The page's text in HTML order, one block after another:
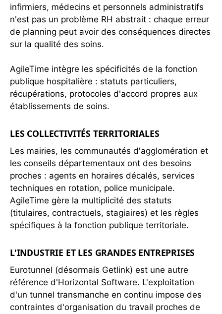
infirmiers, médecins et personnels administratifs
n'est pas un problème RH abstrait : chaque erreur
de planning peut avoir des conséquences directes
sur la qualité des soins.
AgileTime intègre les spécificités de la fonction
publique hospitalière : statuts particuliers,
récupérations, protocoles d'accord propres aux
établissements de soins.
LES COLLECTIVITÉS TERRITORIALES
Les mairies, les communautés d'agglomération et
les conseils départementaux ont des besoins
proches : agents en horaires décalés, services
techniques en rotation, police municipale.
AgileTime gère la multiplicité des statuts
(titulaires, contractuels, stagiaires) et les règles
spécifiques à la fonction publique territoriale.
L'INDUSTRIE ET LES GRANDES ENTREPRISES
Eurotunnel (désormais Getlink) est une autre
référence d'Horizontal Software. L'exploitation
d'un tunnel transmanche en continu impose des
contraintes d'organisation du travail proches de